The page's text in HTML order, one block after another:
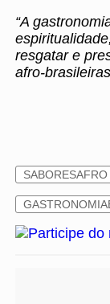
“A
resgatar e
afro-
SABORESAFRO